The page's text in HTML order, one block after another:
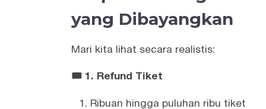
yang Dibayangkan
Mari kita lihat secara realistis:
🎟️ 1. Refund Tiket
Ribuan hingga puluhan ribu tiket